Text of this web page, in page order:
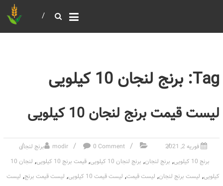
Tag: برنج لنجان 10 کیلویی
لیست قیمت برنج لنجان 10 کیلویی
فوریه 2, 2021 modir 0 Comment
برنج لنجان
برنج 10 کیلویی
, برنج لنجان, برنج لنجان 10 کیلویی , قیمت برنج 10 کیلویی ,
لنجان 10
کیلویی, لیست برنج لنجان, لیست قیمت, لیست قیمت 10 کیلویی , لیست قیمت برنج, لیست